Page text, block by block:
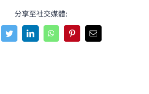
分享至社交媒體:
TwitterLinkedInWhatsAppPinterestEmail